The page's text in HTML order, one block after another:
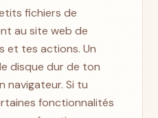
fichiers de
au site web de
et tes actions. Un
disque dur de ton
navigateur. Si tu
fonctionnalités